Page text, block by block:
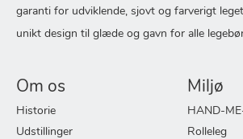
garanti for udviklende, sjovt og farverigt
unikt design til glæde og gavn for alle
Om os
Historie
Udstillinger
Miljø
HAND-
Rolleleg